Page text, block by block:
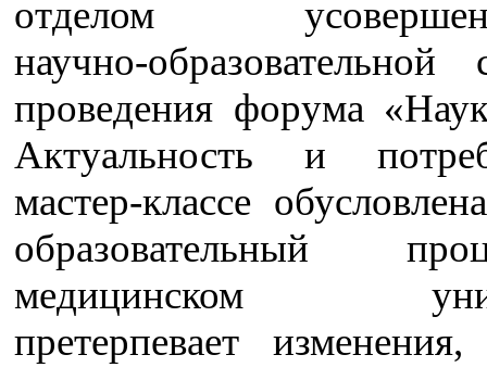
отделом
научно-
проведения форума
Актуальность и
мастер-классе
образовательный
медицинском
претерпевает